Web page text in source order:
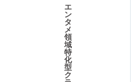
エ
ン
タ
メ
領
域
特
化
型
ク